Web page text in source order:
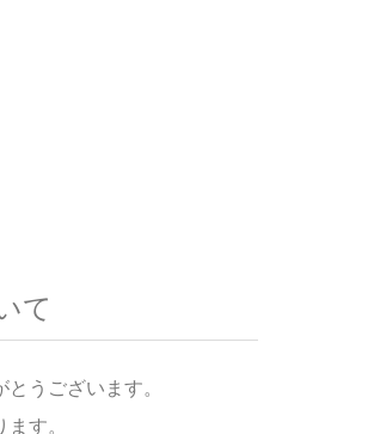
て
うございます。
す。